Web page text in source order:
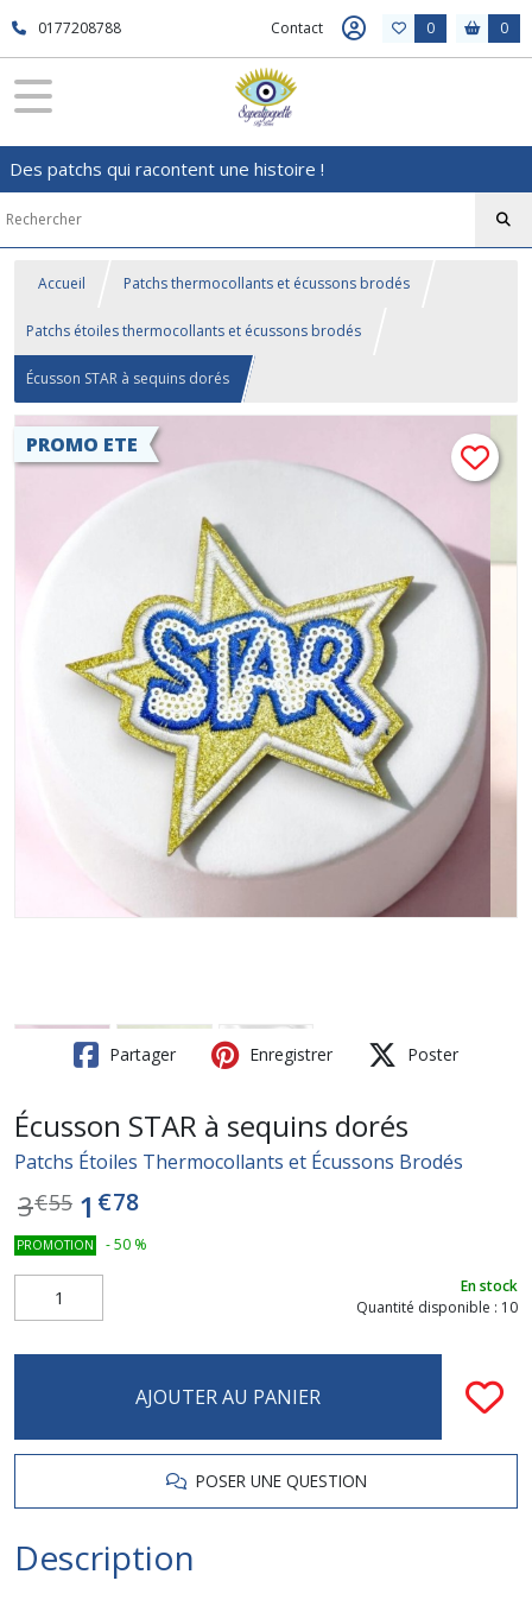
0177208788 Contact 0 0
Des patchs qui racontent une histoire !
Accueil Patchs thermocollants et écussons brodés
Patchs étoiles thermocollants et écussons brodés
Écusson STAR à sequins dorés
PROMO ETE
Partager Enregistrer Poster
Écusson STAR à sequins dorés
Patchs Étoiles Thermocollants et Écussons Brodés
3€55 1 €78
PROMOTION -50 %
En stock
Quantité disponible : 10
AJOUTER AU PANIER
POSER UNE QUESTION
Description